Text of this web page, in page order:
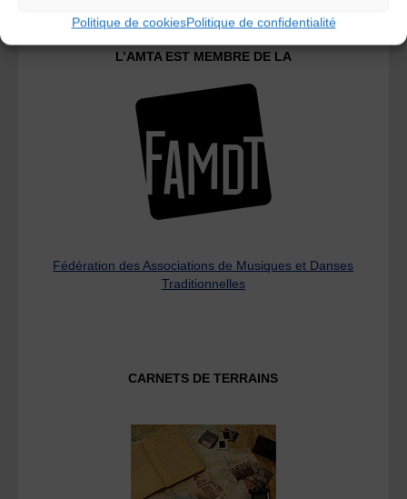
Politique de cookiesPolitique de confidentialité
L’AMTA EST MEMBRE DE LA
Fédération des Associations de Musiques et Danses
Traditionnelles
CARNETS DE TERRAINS